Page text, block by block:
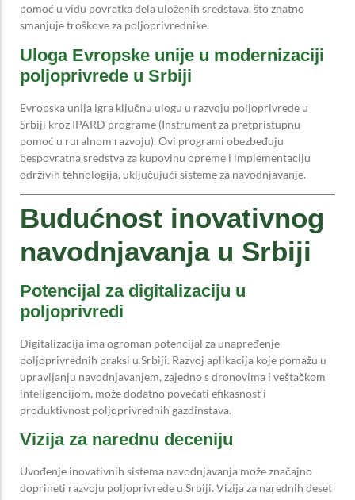
pomoć u vidu povratka dela uloženih sredstava, što znatno
smanjuje troškove za poljoprivrednike.
Uloga Evropske unije u modernizaciji
poljoprivrede u Srbiji
Evropska unija igra ključnu ulogu u razvoju poljoprivrede u
Srbiji kroz IPARD programe (Instrument za pretpristupnu
pomoć u ruralnom razvoju). Ovi programi obezbeđuju
bespovratna sredstva za kupovinu opreme i implementaciju
održivih tehnologija, uključujući sisteme za navodnjavanje.
Budućnost inovativnog
navodnjavanja u Srbiji
Potencijal za digitalizaciju u
poljoprivredi
Digitalizacija ima ogroman potencijal za unapređenje
poljoprivrednih praksi u Srbiji. Razvoj aplikacija koje pomažu u
upravljanju navodnjavanjem, zajedno s dronovima i veštačkom
inteligencijom, može dodatno povećati efikasnost i
produktivnost poljoprivrednih gazdinstava.
Vizija za narednu deceniju
Uvođenje inovativnih sistema navodnjavanja može značajno
doprineti razvoju poljoprivrede u Srbiji. Vizija za narednih deset